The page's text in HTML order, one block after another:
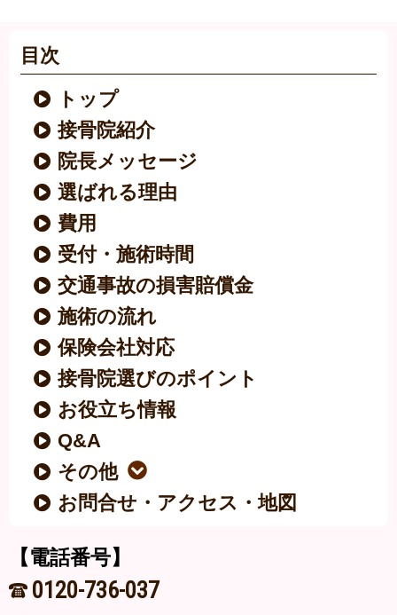
目次
トップ
接骨院紹介
院長メッセージ
選ばれる理由
費用
受付・施術時間
交通事故の損害賠償金
施術の流れ
保険会社対応
接骨院選びのポイント
お役立ち情報
Q&A
その他
お問合せ・アクセス・地図
【電話番号】
0120-736-037